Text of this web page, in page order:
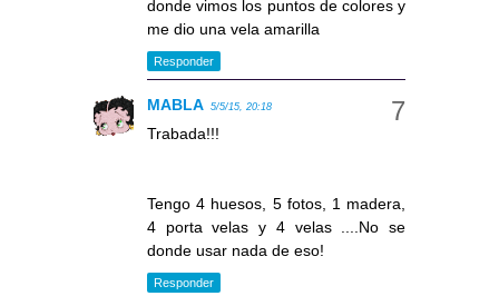
donde vimos los puntos de colores y
me dio una vela amarilla
Responder
MABLA 5/5/15, 20:18
Trabada!!!
Tengo 4 huesos, 5 fotos, 1 madera,
4 porta velas y 4 velas ....No se
donde usar nada de eso!
Responder